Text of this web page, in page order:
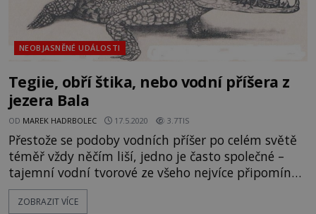
NEOBJASNĚNÉ UDÁLOSTI
Tegiie, obří štika, nebo vodní příšera z
jezera Bala
OD MAREK HADRBOLEC 17.5.2020 3.7TIS
Přestože se podoby vodních příšer po celém světě
téměř vždy něčím liší, jedno je často společné –
tajemní vodní tvorové ze všeho nejvíce připomínají
vyhynulé dinosaury, kteří nějakým záhadným
způsobem přečkali ukryti pod hladinou až do
ZOBRAZIT VÍCE